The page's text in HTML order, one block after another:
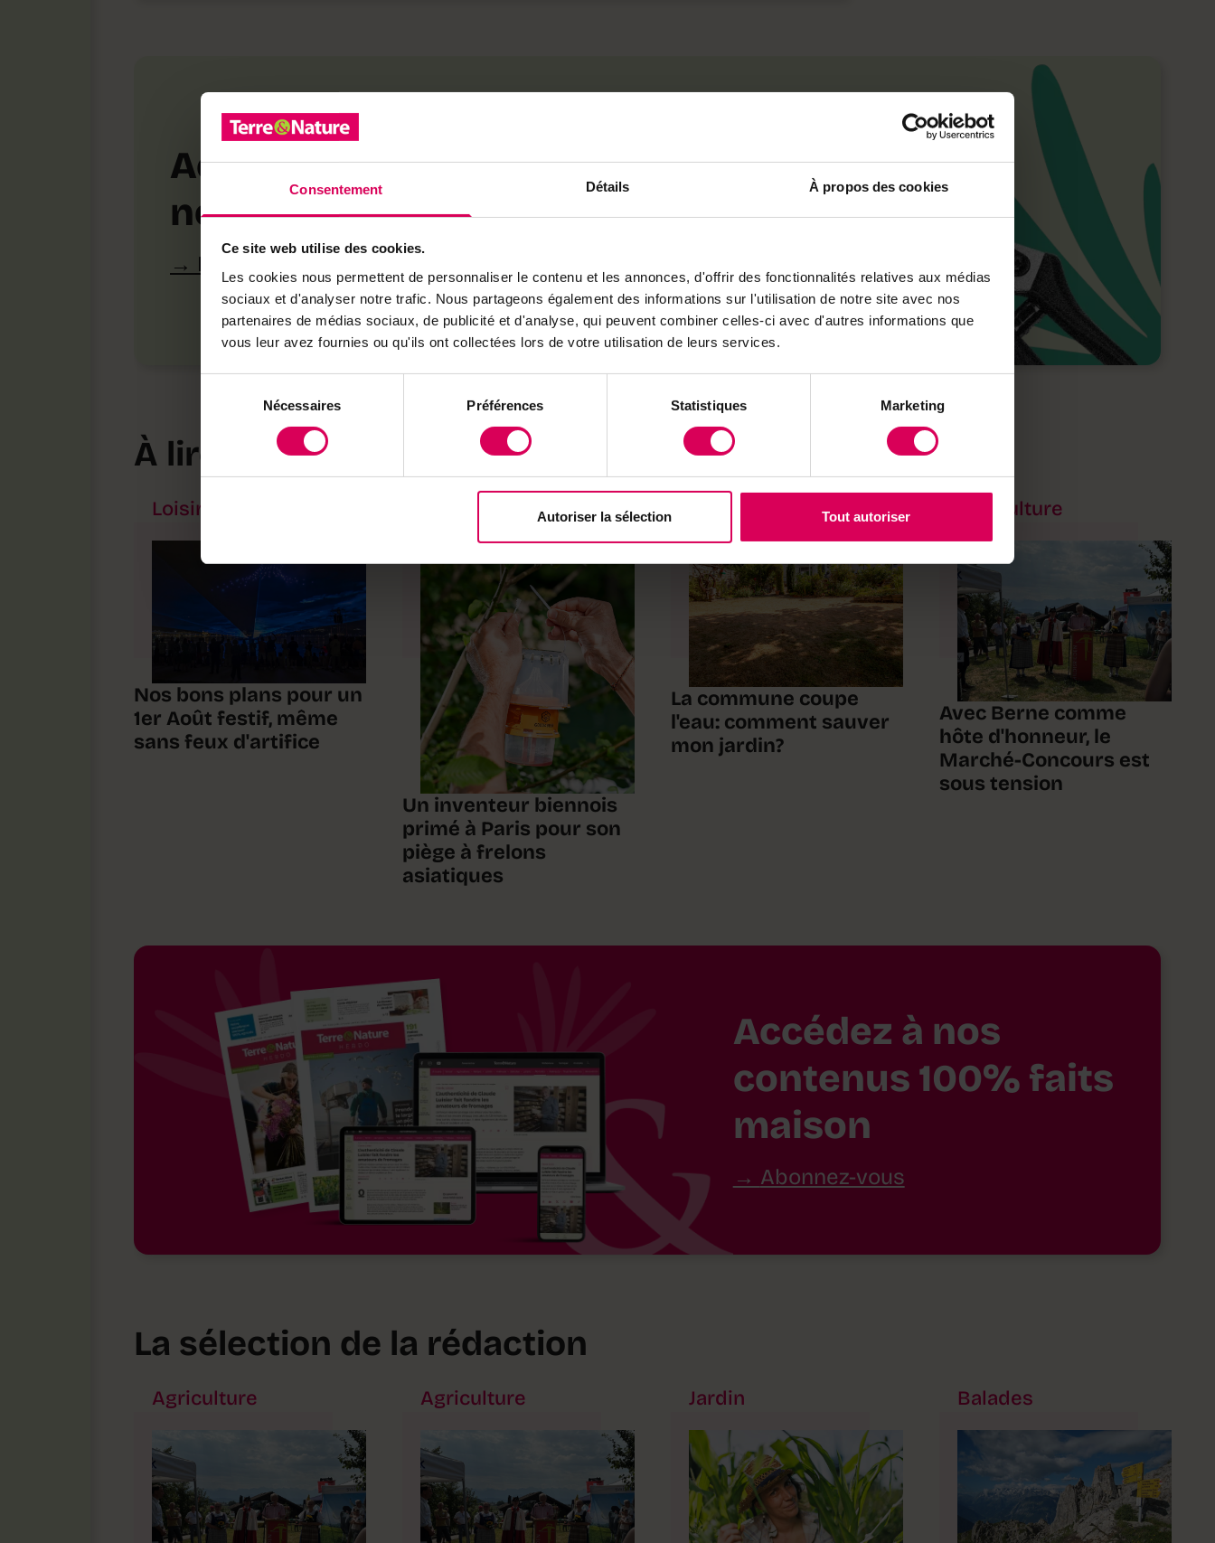
Consentement Détails À propos des cookies
Ce site web utilise des cookies.
Les cookies nous permettent de personnaliser le contenu et les annonces, d'offrir des fonctionnalités relatives aux médias
sociaux et d'analyser notre trafic. Nous partageons également des informations sur l'utilisation de notre site avec nos
partenaires de médias sociaux, de publicité et d'analyse, qui peuvent combiner celles-ci avec d'autres informations que
vous leur avez fournies ou qu'ils ont collectées lors de votre utilisation de leurs services.
consentement
Nécessaires Préférences Statistiques Marketing
Autoriser la sélection Tout autoriser
Achetez local sur
notre boutique
Découvrez les produits
À lire aussi
Loisirs
Nos bons plans pour un
1er Août festif, même
sans feux d'artifice
Un inventeur biennois
primé à Paris pour son
piège à frelons
asiatiques
La commune coupe
l'eau: comment sauver
mon jardin?
Agriculture
Avec Berne comme
hôte d'honneur, le
Marché-Concours est
sous tension
Accédez à nos
contenus 100% faits
maison
Abonnez-vous
La sélection de la rédaction
Agriculture Agriculture Jardin Balades